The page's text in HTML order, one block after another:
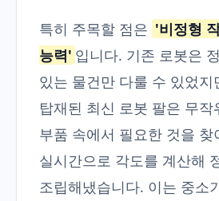
특히 주목할 점은 '비정형
능력' 입니다. 기존 로봇은
있는 물건만 다룰 수 있었
탑재된 최신 로봇 팔은 무작
부품 속에서 필요한 것을 찾
실시간으로 각도를 계산해
조립해냈습니다. 이는 중소